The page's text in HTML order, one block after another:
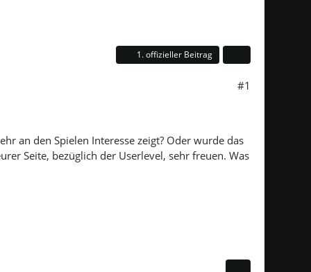
1. offizieller Beitrag
#1
an den Spielen Interesse zeigt? Oder wurde das
Seite, bezüglich der Userlevel, sehr freuen. Was